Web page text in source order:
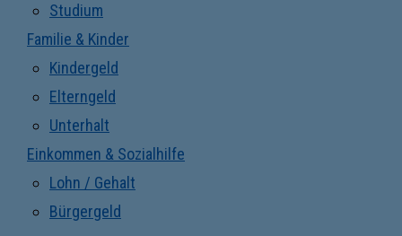
Studium
Familie & Kinder
Kindergeld
Elterngeld
Unterhalt
Einkommen & Sozialhilfe
Lohn / Gehalt
Bürgergeld